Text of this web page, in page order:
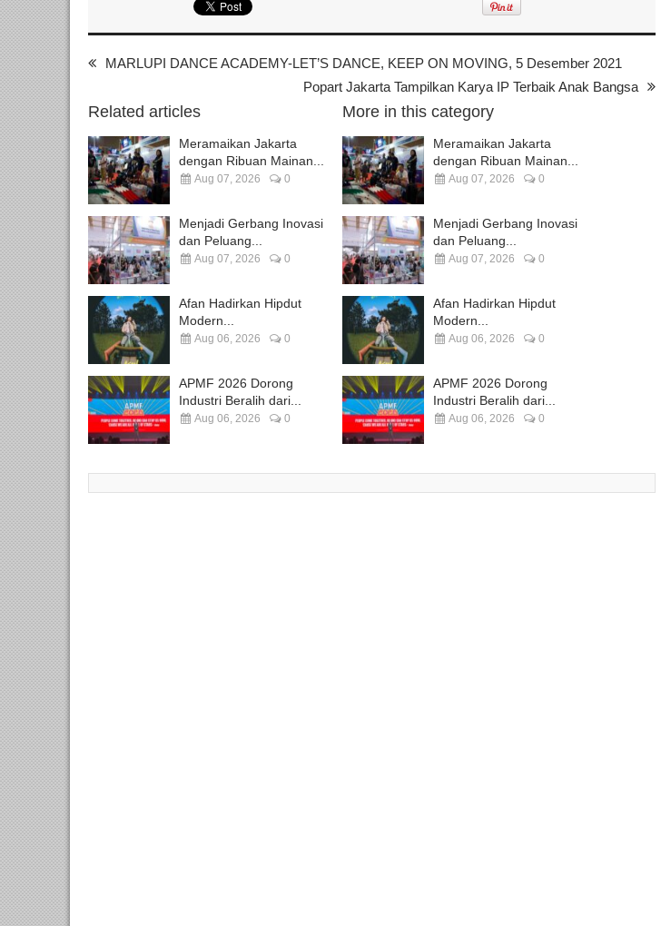
MARLUPI DANCE ACADEMY-LET’S DANCE, KEEP ON MOVING, 5 Desember 2021
Popart Jakarta Tampilkan Karya IP Terbaik Anak Bangsa
Related articles
Meramaikan Jakarta
dengan Ribuan Mainan...
Aug 07, 2026 0
Menjadi Gerbang Inovasi
dan Peluang...
Aug 07, 2026 0
Afan Hadirkan Hipdut
Modern...
Aug 06, 2026 0
APMF 2026 Dorong
Industri Beralih dari...
Aug 06, 2026 0
More in this category
Meramaikan Jakarta
dengan Ribuan Mainan...
Aug 07, 2026 0
Menjadi Gerbang Inovasi
dan Peluang...
Aug 07, 2026 0
Afan Hadirkan Hipdut
Modern...
Aug 06, 2026 0
APMF 2026 Dorong
Industri Beralih dari...
Aug 06, 2026 0